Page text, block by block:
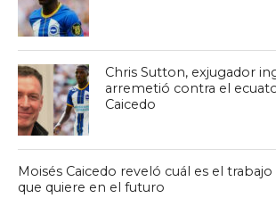
Chris Sutton, exjugador
arremetió contra el
Caicedo
Moisés Caicedo reveló cuál es el trabajo
que quiere en el futuro